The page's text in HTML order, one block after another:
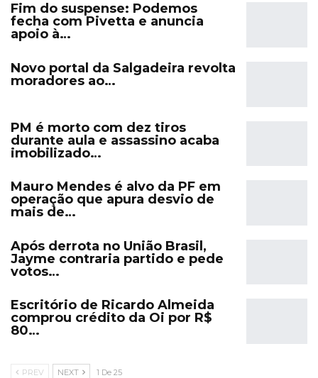
Fim do suspense: Podemos
fecha com Pivetta e anuncia
apoio à…
Novo portal da Salgadeira revolta
moradores ao…
PM é morto com dez tiros
durante aula e assassino acaba
imobilizado…
Mauro Mendes é alvo da PF em
operação que apura desvio de
mais de…
Após derrota no União Brasil,
Jayme contraria partido e pede
votos…
Escritório de Ricardo Almeida
comprou crédito da Oi por R$
80…
PREV NEXT 1 De 25